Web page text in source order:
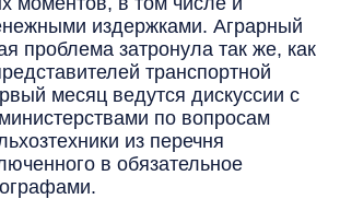
издержками. Аграрный
проблема затронула так же, как
транспортной
месяц ведутся дискуссии с
по вопросам
из перечня
в обязательное